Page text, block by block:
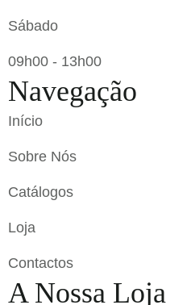
Sábado
09h00 - 13h00
Navegação
Início
Sobre Nós
Catálogos
Loja
Contactos
A Nossa Loja